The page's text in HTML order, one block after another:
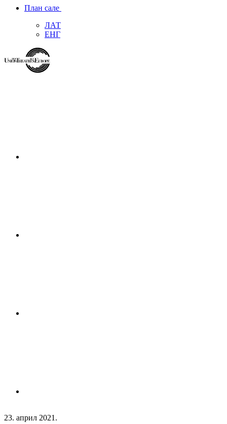
План сале
ЛАТ
ЕНГ
23. април 2021.